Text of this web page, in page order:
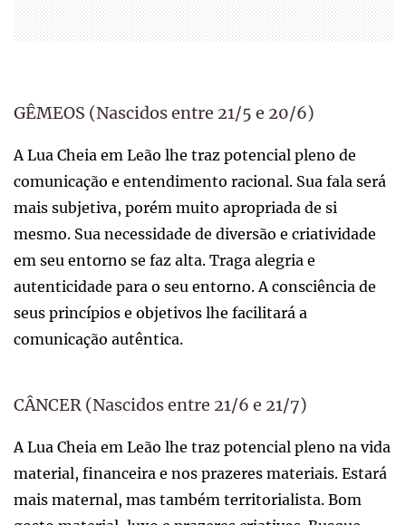
GÊMEOS (Nascidos entre 21/5 e 20/6)
A Lua Cheia em Leão lhe traz potencial pleno de
comunicação e entendimento racional. Sua fala será
mais subjetiva, porém muito apropriada de si
mesmo. Sua necessidade de diversão e criatividade
em seu entorno se faz alta. Traga alegria e
autenticidade para o seu entorno. A consciência de
seus princípios e objetivos lhe facilitará a
comunicação autêntica.
CÂNCER (Nascidos entre 21/6 e 21/7)
A Lua Cheia em Leão lhe traz potencial pleno na vida
material, financeira e nos prazeres materiais. Estará
mais maternal, mas também territorialista. Bom